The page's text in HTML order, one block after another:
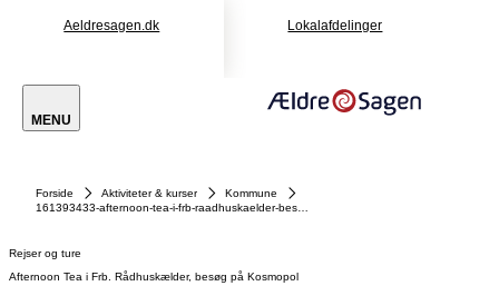
Aeldresagen.dk Lokalafdelinger
MENU
Forside Aktiviteter & kurser
Kommune
Rejser og ture
Afternoon Tea i Frb. Rådhuskælder, besøg på Kosmopol